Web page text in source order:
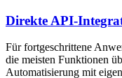
Direkte API-
Für fortgeschrittene
die meisten Funktionen
Automatisierung mit